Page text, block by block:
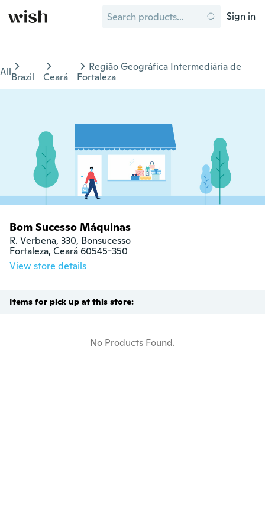
Sign in
AllBrazil Ceará
Região Geográfica Intermediária de
Fortaleza
Bom Sucesso Máquinas
R. Verbena, 330, Bonsucesso
Fortaleza, Ceará 60545-350
View store details
Items for pick up at this store:
No Products Found.